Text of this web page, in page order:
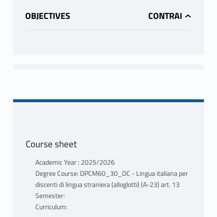
OBJECTIVES
Course sheet
Academic Year : 2025/2026
Degree Course: DPCM60_30_DC - Lingua italiana per
discenti di lingua straniera (alloglotti) (A-23) art. 13
Semester:
Curriculum: